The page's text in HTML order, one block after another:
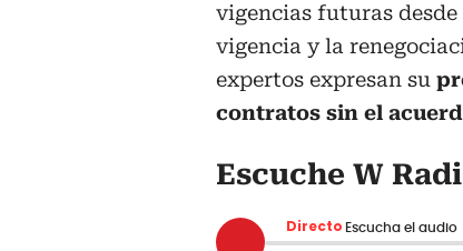
vigencias futuras
vigencia y la
expertos expresan su
contratos sin el
Escuche W
Directo Escucha el audio